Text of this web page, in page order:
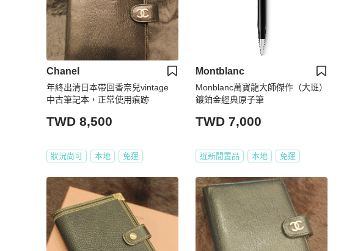
Chanel
年終出清日本帶回香奈兒vintage
中古筆記本，正常使用痕跡
TWD 8,500
狀況尚可 本地 免運
Montblanc
Monblanc萬寶龍大師傑作（大班）
鍍鉑金經典原子筆
TWD 7,000
近新閒置品 本地 免運